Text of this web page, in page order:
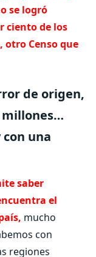
se logró
ciento de los
otro Censo que
de origen,
millones…
una
saber
el
mucho
con
regiones